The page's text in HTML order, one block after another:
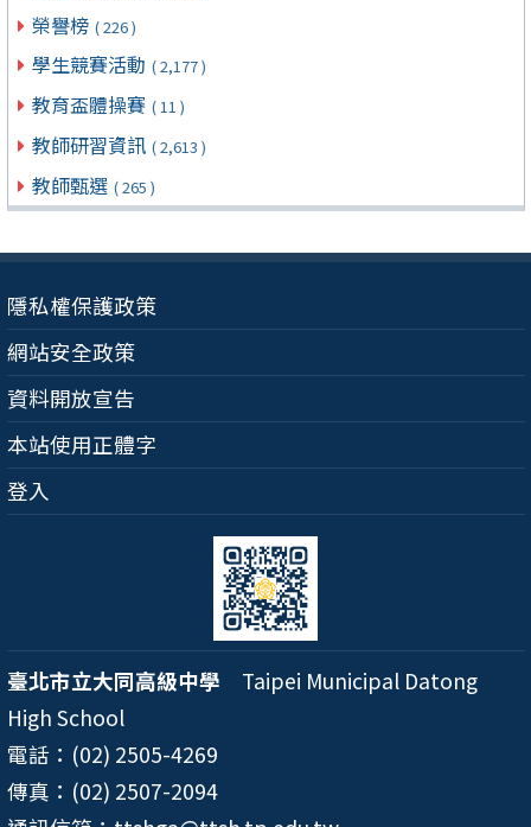
榮譽榜 ( 226 )
學生競賽活動 ( 2,177 )
教育盃體操賽 ( 11 )
教師研習資訊 ( 2,613 )
教師甄選 ( 265 )
隱私權保護政策
網站安全政策
資料開放宣告
本站使用正體字
登入
臺北市立大同高級中學 Taipei Municipal Datong
High School
電話：(02) 2505-4269
傳真：(02) 2507-2094